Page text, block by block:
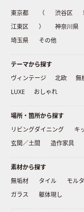
東京都 （ 渋谷区
江東区
） 神奈川県
埼玉県
その他
テーマから探す
ヴィンテージ
北欧 無
LUXE
おしゃれ
場所・箇所から探す
リビングダイニング
キ
玄関／土間
造作家具
素材から探す
無垢材
タイル モル
ガラス
躯体現し